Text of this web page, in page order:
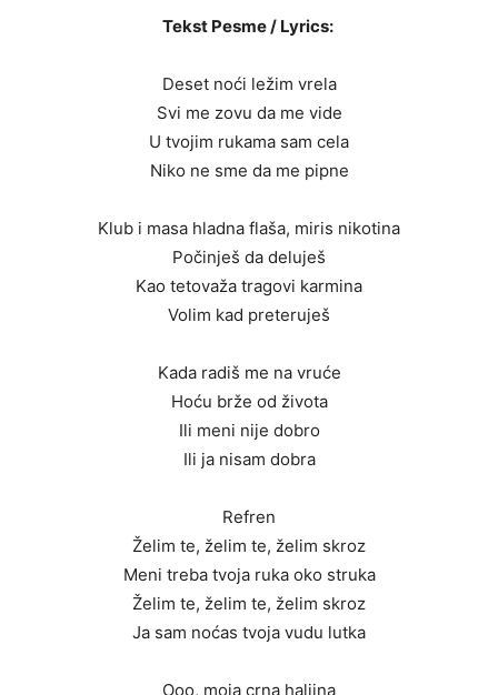
Tekst Pesme / Lyrics:
Deset noći ležim vrela
Svi me zovu da me vide
U tvojim rukama sam cela
Niko ne sme da me pipne
Klub i masa hladna flaša, miris nikotina
Počinješ da deluješ
Kao tetovaža tragovi karmina
Volim kad preteruješ
Kada radiš me na vruće
Hoću brže od života
Ili meni nije dobro
Ili ja nisam dobra
Refren
Želim te, želim te, želim skroz
Meni treba tvoja ruka oko struka
Želim te, želim te, želim skroz
Ja sam noćas tvoja vudu lutka
Ooo, moja crna haljina